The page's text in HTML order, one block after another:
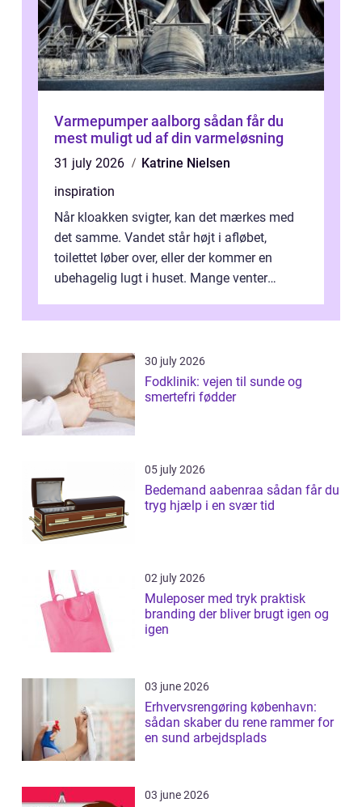
Varmepumper aalborg sådan får du
mest muligt ud af din varmeløsning
31 july 2026
Katrine Nielsen
inspiration
Når kloakken svigter, kan det mærkes med
det samme. Vandet står højt i afløbet,
toilettet løber over, eller der kommer en
ubehagelig lugt i huset. Mange venter
30 july 2026
Fodklinik: vejen til sunde og
smertefri fødder
05 july 2026
Bedemand aabenraa sådan får du
tryg hjælp i en svær tid
02 july 2026
Muleposer med tryk praktisk
branding der bliver brugt igen og
igen
03 june 2026
Erhvervsrengøring københavn:
sådan skaber du rene rammer for
en sund arbejdsplads
03 june 2026